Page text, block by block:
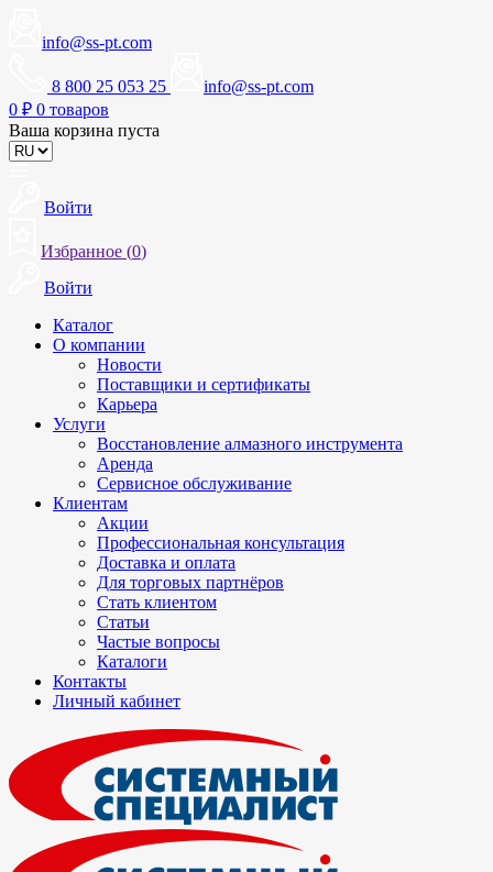
info@ss-pt.com
8 800 25 053 25
info@ss-pt.com
0 ₽ 0 товаров
Ваша корзина пуста
Войти
Избранное (0)
Войти
Каталог
О компании
Новости
Поставщики и сертификаты
Карьера
Услуги
Восстановление алмазного инструмента
Аренда
Сервисное обслуживание
Клиентам
Акции
Профессиональная консультация
Доставка и оплата
Для торговых партнёров
Стать клиентом
Статьи
Частые вопросы
Каталоги
Контакты
Личный кабинет